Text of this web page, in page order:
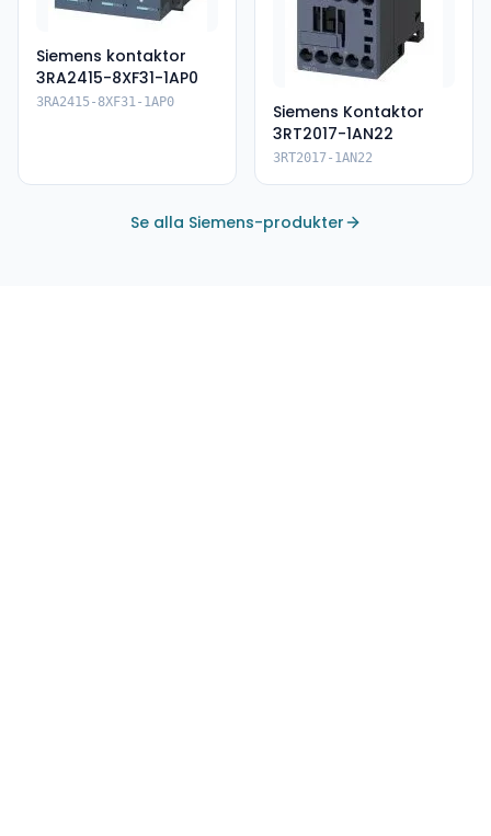
Siemens kontaktor
3RA2415-8XF31-1AP0
3RA2415-8XF31-1AP0
Siemens Kontaktor
3RT2017-1AN22
3RT2017-1AN22
Se alla Siemens-produkter